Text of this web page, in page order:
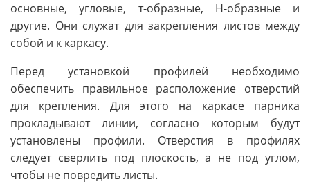
основные, угловые, т-образные, H-образные и
другие. Они служат для закрепления листов между
собой и к каркасу.
Перед установкой профилей необходимо
обеспечить правильное расположение отверстий
для крепления. Для этого на каркасе парника
прокладывают линии, согласно которым будут
установлены профили. Отверстия в профилях
следует сверлить под плоскость, а не под углом,
чтобы не повредить листы.